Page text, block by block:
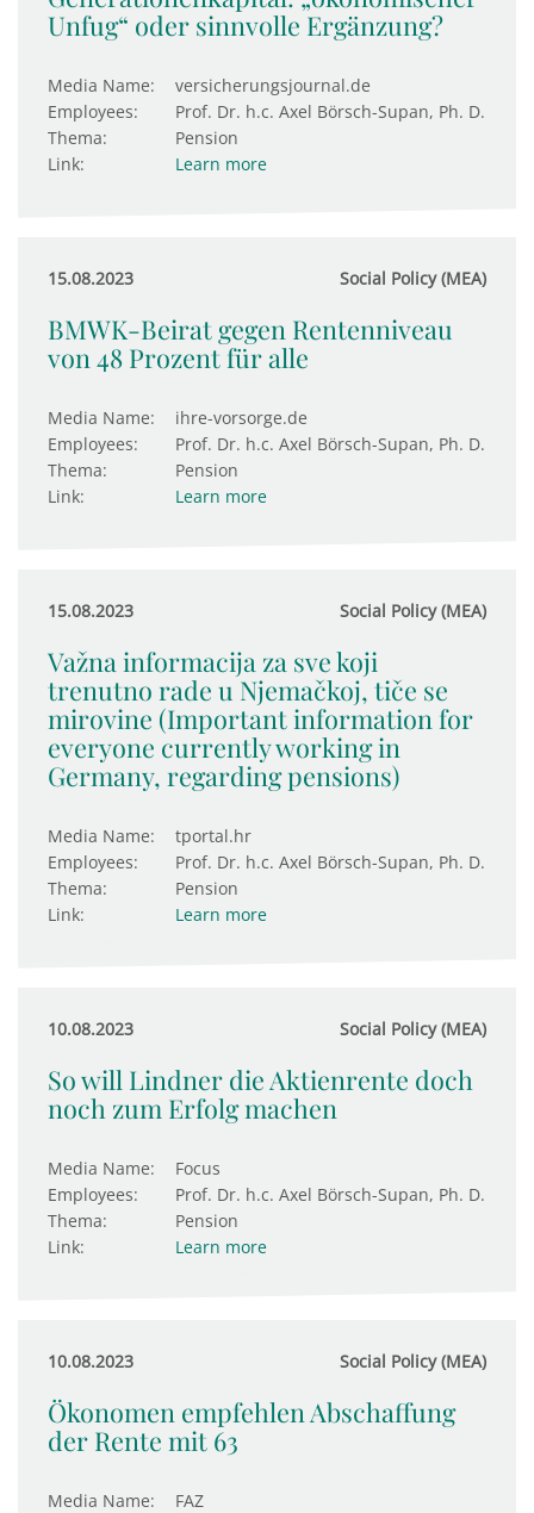
Unfug“ oder sinnvolle Ergänzung?
Media Name:
versicherungsjournal.de
Employees:
Prof. Dr. h.c. Axel Börsch-Supan, Ph. D.
Thema:
Pension
Link:
Learn more
15.08.2023 Social Policy (MEA)
BMWK-Beirat gegen Rentenniveau
von 48 Prozent für alle
Media Name:
ihre-vorsorge.de
Employees:
Prof. Dr. h.c. Axel Börsch-Supan, Ph. D.
Thema:
Pension
Link:
Learn more
15.08.2023 Social Policy (MEA)
Važna informacija za sve koji
trenutno rade u Njemačkoj, tiče se
mirovine (Important information for
everyone currently working in
Germany, regarding pensions)
Media Name:
tportal.hr
Employees:
Prof. Dr. h.c. Axel Börsch-Supan, Ph. D.
Thema:
Pension
Link:
Learn more
10.08.2023 Social Policy (MEA)
So will Lindner die Aktienrente doch
noch zum Erfolg machen
Media Name:
Focus
Employees:
Prof. Dr. h.c. Axel Börsch-Supan, Ph. D.
Thema:
Pension
Link:
Learn more
10.08.2023 Social Policy (MEA)
Ökonomen empfehlen Abschaffung
der Rente mit 63
Media Name:
FAZ